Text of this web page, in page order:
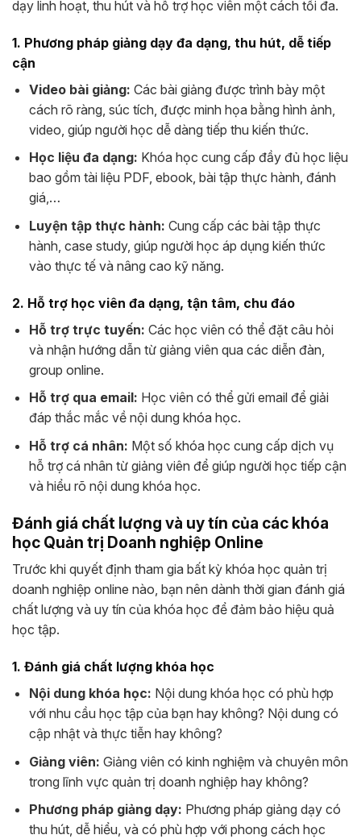
dạy linh hoạt, thu hút và hỗ trợ học viên một cách tối đa.
1. Phương pháp giảng dạy đa dạng, thu hút, dễ tiếp
cận
Video bài giảng: Các bài giảng được trình bày một
cách rõ ràng, súc tích, được minh họa bằng hình ảnh,
video, giúp người học dễ dàng tiếp thu kiến thức.
Học liệu đa dạng: Khóa học cung cấp đầy đủ học liệu
bao gồm tài liệu PDF, ebook, bài tập thực hành, đánh
giá,…
Luyện tập thực hành: Cung cấp các bài tập thực
hành, case study, giúp người học áp dụng kiến thức
vào thực tế và nâng cao kỹ năng.
2. Hỗ trợ học viên đa dạng, tận tâm, chu đáo
Hỗ trợ trực tuyến: Các học viên có thể đặt câu hỏi
và nhận hướng dẫn từ giảng viên qua các diễn đàn,
group online.
Hỗ trợ qua email: Học viên có thể gửi email để giải
đáp thắc mắc về nội dung khóa học.
Hỗ trợ cá nhân: Một số khóa học cung cấp dịch vụ
hỗ trợ cá nhân từ giảng viên để giúp người học tiếp cận
và hiểu rõ nội dung khóa học.
Đánh giá chất lượng và uy tín của các khóa
học Quản trị Doanh nghiệp Online
Trước khi quyết định tham gia bất kỳ khóa học quản trị
doanh nghiệp online nào, bạn nên dành thời gian đánh giá
chất lượng và uy tín của khóa học để đảm bảo hiệu quả
học tập.
1. Đánh giá chất lượng khóa học
Nội dung khóa học: Nội dung khóa học có phù hợp
với nhu cầu học tập của bạn hay không? Nội dung có
cập nhật và thực tiễn hay không?
Giảng viên: Giảng viên có kinh nghiệm và chuyên môn
trong lĩnh vực quản trị doanh nghiệp hay không?
Phương pháp giảng dạy: Phương pháp giảng dạy có
thu hút, dễ hiểu, và có phù hợp với phong cách học